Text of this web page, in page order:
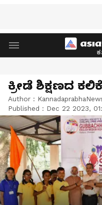
ಕ್ರೀಡೆ ಶಿಕ್ಷಣದ
Author :
Published : Dec 22 2023,